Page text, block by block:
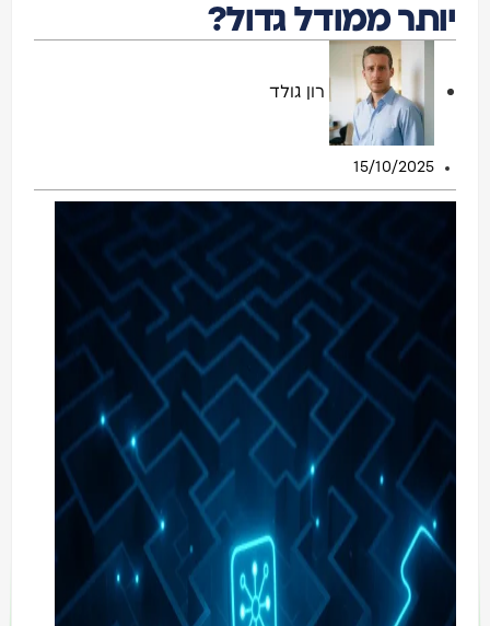
יותר ממודל גדול?
רון גולד
15/10/2025